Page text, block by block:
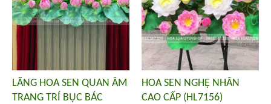
LÃNG HOA SEN QUAN ÂM
TRANG TRÍ BỤC BÁC
HOA SEN NGHỆ NHÂN
CAO CẤP (HL7156)